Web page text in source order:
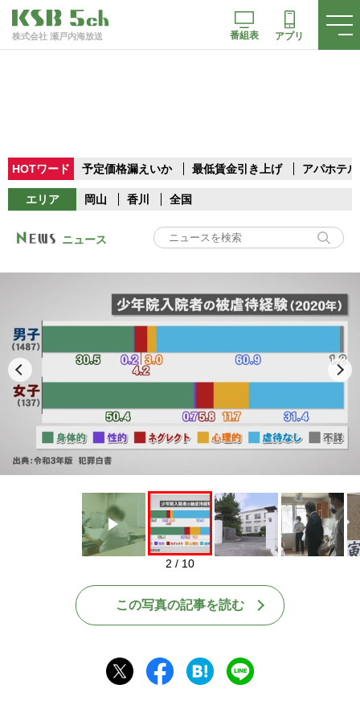
株式会社 瀬戸内海放送 番組表 アプリ
HOTワード 予定価格漏えいか 最低賃金引き上げ アパホテル
エリア 岡山 香川 全国
ニュース
Play
2 / 10
この写真の記事を読む